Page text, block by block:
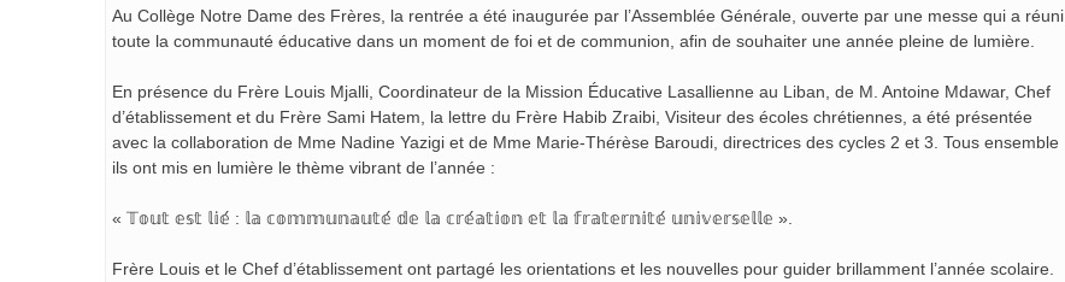
Au Collège Notre Dame des Frères, la rentrée a été inaugurée par l’Assemblée Générale, ouverte par une messe qui a réuni
toute la communauté éducative dans un moment de foi et de communion, afin de souhaiter une année pleine de lumière.
En présence du Frère Louis Mjalli, Coordinateur de la Mission Éducative Lasallienne au Liban, de M. Antoine Mdawar, Chef
d’établissement et du Frère Sami Hatem, la lettre du Frère Habib Zraibi, Visiteur des écoles chrétiennes, a été présentée
avec la collaboration de Mme Nadine Yazigi et de Mme Marie-Thérèse Baroudi, directrices des cycles 2 et 3. Tous ensemble
ils ont mis en lumière le thème vibrant de l’année :
« 𝕋𝕠𝕦𝕥 𝕖𝕤𝕥 𝕝𝕚𝕖́ : 𝕝𝕒 𝕔𝕠𝕞𝕞𝕦𝕟𝕒𝕦𝕥𝕖́ 𝕕𝕖 𝕝𝕒 𝕔𝕣𝕖́𝕒𝕥𝕚𝕠𝕟 𝕖𝕥 𝕝𝕒 𝕗𝕣𝕒𝕥𝕖𝕣𝕟𝕚𝕥𝕖́ 𝕦𝕟𝕚𝕧𝕖𝕣𝕤𝕖𝕝𝕝𝕖 ».
Frère Louis et le Chef d’établissement ont partagé les orientations et les nouvelles pour guider brillamment l’année scolaire.